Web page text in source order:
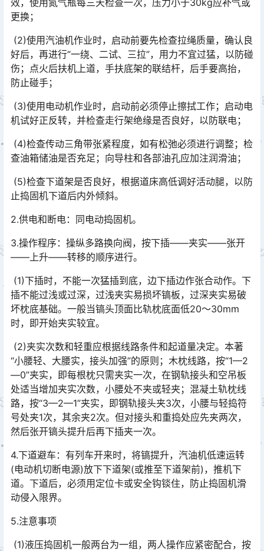
效，使用氮气瓶每三天检查一次，压力小于30kg应补气或
更换；󠅅󠅃󠄵󠅂󠄪󠇖󠆨󠆨󠇕󠆞󠆒󠅬󠇘󠆭󠆘󠇙󠆝󠅵󠇗󠆭󠆁󠄐󠇗󠅹󠅸󠇖󠆍󠅳󠇖󠅹󠅰󠇖󠆌󠅹
(2)使用汽油机作业时，启动前要先检查拉绳质量，确认良
好后，再进行“一绕、二试、三拉”，用力不宜过猛，以防碰
伤；点火后扶机上道，手扶底架的联结杆，后手要高抬，
防止碰手；󠅅󠅃󠄵󠅂󠄪󠇖󠆨󠆨󠇕󠆞󠆒󠅬󠇘󠆭󠆘󠇙󠆝󠅵󠇗󠆭󠆁󠄐󠇗󠅹󠅸󠇖󠆍󠅳󠇖󠅹󠅰󠇖󠆌󠅹
(3)使用电动机作业时，启动前必须停止擦拭工作；启动电
机试好正反转，并检查走行架绝缘是否良好，以防联电；
(4)检查传动三角带张紧程度，如有松弛必须进行调整；检
查油箱储油是否充足；向导柱和各部油孔应加注润滑油；
(5)检查下道架是否良好，根据道床高低调好活动腿，以防
止捣固机下道后内外倾斜。
2.供电和断电：同电动捣固机。
3.操作程序：操纵多路换向阀，按下插——夹实——张开
——上升——转移的顺序进行。
(1)下插时，不能一次猛插到底，边下插边作张合动作。下
插不能过浅或过深，过浅夹实易损坏镐板，过深夹实易破
坏枕底基础。一般当镐头顶面比轨枕底面低20～30mm
时，即开始夹实较宜。󠅅󠅃󠄵󠅂󠄪󠇖󠆨󠆨󠇕󠆞󠆒󠅬󠇘󠆭󠆘󠇙󠆝󠅵󠇗󠆭󠆁󠄐󠇗󠅹󠅸󠇖󠆍󠅳󠇖󠅹󠅰󠇖󠆌󠅹
(2)夹实次数和轻重应根据线路条件和起道量决定。本著
“小腰轻、大腰实，接头加强”的原则；木枕线路，按“1—2
—0”夹实，即每根枕只需夹实一次，在钢轨接头和空吊板
处适当增加夹实次数，小腰处不夹或轻夹；混凝土轨枕线
路，按“3—2—1”夹实，即钢轨接头夹3次，小腰与轻捣符
号处夹1次，其余夹2次。但对接头和重捣处应先夹两次，
然后张开镐头提升后再下插夹一次。󠅅󠅃󠄵󠅂󠄪󠇖󠆨󠆨󠇕󠆞󠆒󠅬󠇘󠆭󠆘󠇙󠆝󠅵󠇗󠆭󠆁󠄐󠇗󠅹󠅸󠇖󠆍󠅳󠇖󠅹󠅰󠇖󠆌󠅹
4.下道避车：有列车开来时，将镐提升，汽油机低速运转
(电动机切断电源)放下下道架(或推至下道架前)，推机下
道。下道后，必须用定位卡或安全钩锬住，防止捣固机滑
动侵入限界。󠅅󠅃󠄵󠅂󠄪󠇖󠆨󠆨󠇕󠆞󠆒󠅬󠇘󠆭󠆘󠇙󠆝󠅵󠇗󠆭󠆁󠄐󠇗󠅹󠅸󠇖󠆍󠅳󠇖󠅹󠅰󠇖󠆌󠅹
5.注意事项
(1)液压捣固机一般两台为一组，两人操作应紧密配合，按